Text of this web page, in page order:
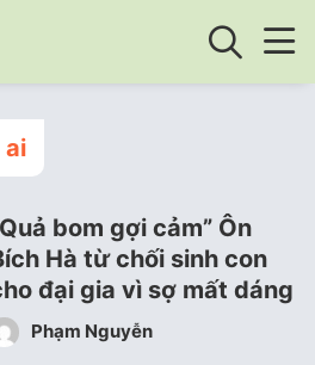
ai
bom gợi cảm” Ôn
Hà từ chối sinh con
đại gia vì sợ mất dáng
Phạm Nguyễn